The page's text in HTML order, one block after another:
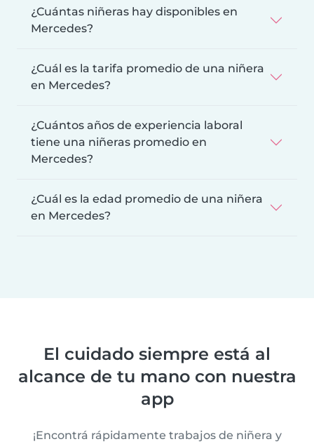
¿Cuántas niñeras hay disponibles en
Mercedes?
¿Cuál es la tarifa promedio de una niñera
en Mercedes?
¿Cuántos años de experiencia laboral
tiene una niñeras promedio en
Mercedes?
¿Cuál es la edad promedio de una niñera
en Mercedes?
El cuidado siempre está al
alcance de tu mano con nuestra
app
¡Encontrá rápidamente trabajos de niñera y